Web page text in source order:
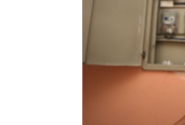
Fransa
tüketim